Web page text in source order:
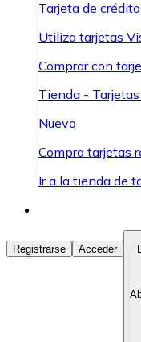
Tarjeta de
Utiliza tarjetas
Comprar con
Tienda -
Nuevo
Compra tarjetas
Ir a la tienda de
Comprar
Compra
Vende tus
Registrarse Acceder